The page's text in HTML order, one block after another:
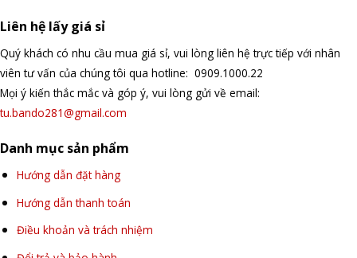
Liên hệ lấy giá sỉ
Quý khách có nhu cầu mua giá sỉ, vui lòng liên hệ trực tiếp với nhân
viên tư vấn của chúng tôi qua hotline: 0909.1000.22
Mọi ý kiến thắc mắc và góp ý, vui lòng gửi về email:
tu.bando281@gmail.com
Danh mục sản phẩm
Hướng dẫn đặt hàng
Hướng dẫn thanh toán
Điều khoản và trách nhiệm